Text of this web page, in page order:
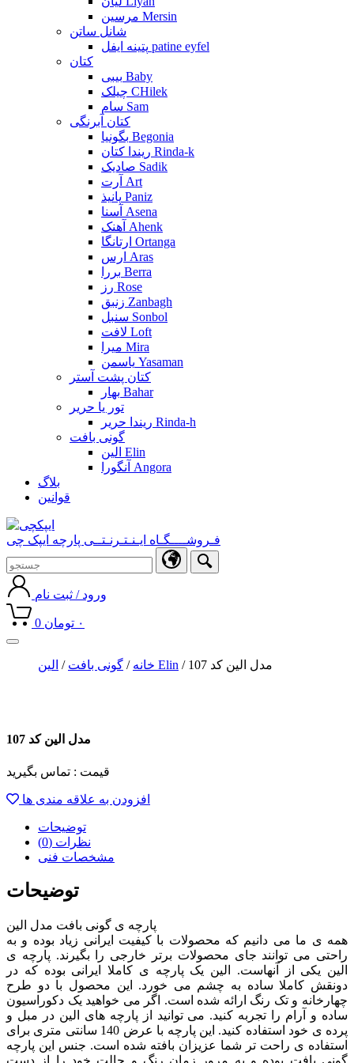
مرسین Mersin
شانل ساتن
پتینه ایفل patine eyfel
کتان
بیبی Baby
چیلک CHilek
سام Sam
کتان آبرنگی
بگونیا Begonia
ریندا کتان Rinda-k
صادیک Sadik
آرت Art
پانیذ Paniz
آسنا Asena
آهنک Ahenk
ارتانگا Ortanga
ارس Aras
بررا Berra
رز Rose
زنبق Zanbagh
سنبل Sonbol
لافت Loft
میرا Mira
یاسمن Yasaman
کتان پشت آستر
بهار Bahar
تور یا حریر
ریندا حریر Rinda-h
گونی بافت
الین Elin
آنگورا Angora
بلاگ
قوانین
فـروشــــگـاه ایـنـتـرنـتــی پارچه ایپک چی
ورود / ثبت نام
0 ۰ تومان
Toggle
navigation
خانه / گونی بافت / الین Elin / مدل الین کد 107
مدل الین کد 107
قیمت : تماس بگیرید
افزودن به علاقه مندی ها
توضیحات
نظرات (0)
مشخصات فنی
توضیحات
پارچه ی گونی بافت مدل الین
همه ی ما می دانیم که محصولات با کیفیت ایرانی زیاد بوده و به
راحتی می توانند جای محصولات برتر خارجی را بگیرند. پارچه ی
الین یکی از آنهاست. الین یک پارچه ی کاملا ایرانی بوده که در
دونقش کاملا ساده به چشم می خورد. این محصول با دو طرح
چهارخانه و تک رنگ ارائه شده است. اگر می خواهید یک دکوراسیون
ساده و آرام را تجربه کنید. می توانید از پارچه های الین در مبل و
پرده ی خود استفاده کنید. این پارچه با عرض 140 سانتی متری برای
استفاده ی راحت تر شما عزیزان بافته شده است. جنس این پارچه